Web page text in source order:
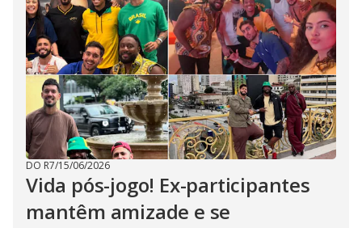
DO R7/15/06/2026
Vida pós-jogo! Ex-participantes
mantêm amizade e se